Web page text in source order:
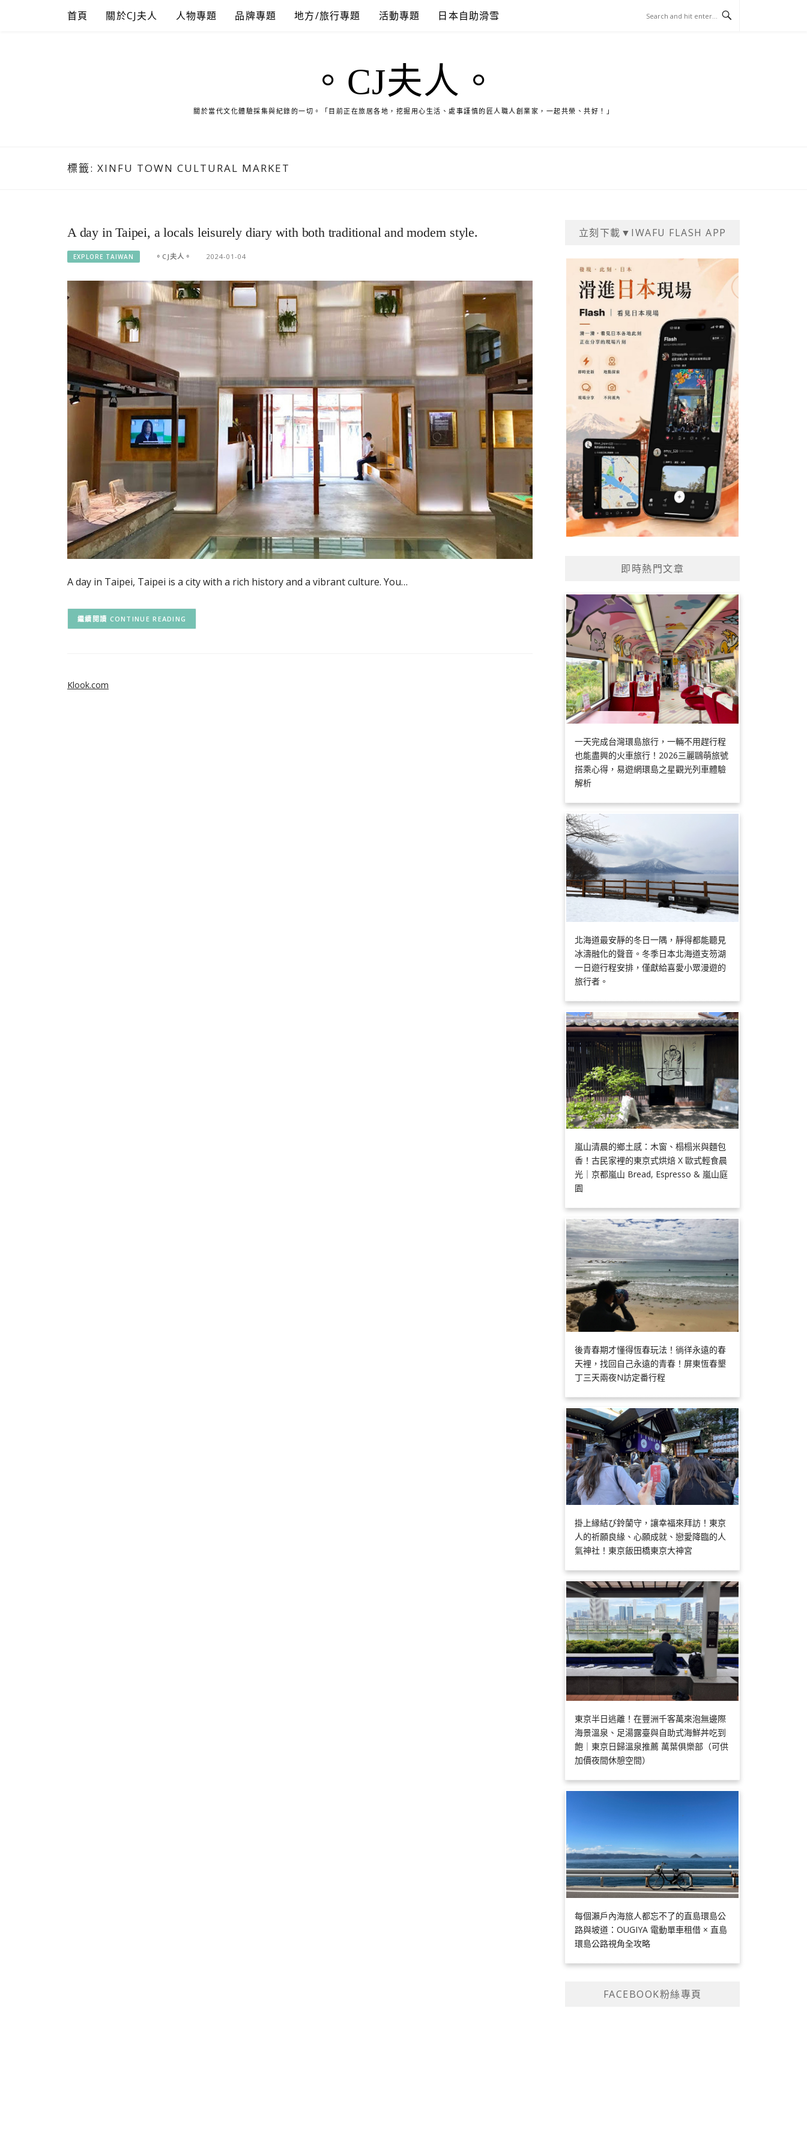
首頁 關於CJ夫人 人物專題 品牌專題 地方/旅行專題 活動專題 日本自助滑雪
。CJ夫人。
關於當代文化體驗採集與紀錄的一切。「目前正在旅居各地，挖掘用心生活、處事謹慎的匠人職人創業家，一起共榮、共好！」
標籤: XINFU TOWN CULTURAL MARKET
A day in Taipei, a locals leisurely diary with both traditional and modern style.
EXPLORE TAIWAN 。CJ夫人。 2024-01-04
A day in Taipei, Taipei is a city with a rich history and a vibrant culture. You…
CONTINUE READING
立刻下載▼IWAFU FLASH APP
即時熱門文章
一天完成台灣環島旅行，一輛不用趕行程
也能盡興的火車旅行！2026三麗鷗萌旅號
搭乘心得，易遊網環島之星觀光列車體驗
解析
北海道最安靜的冬日一隅，靜得都能聽見
冰濤融化的聲音。冬季日本北海道支笏湖
一日遊行程安排，僅獻給喜愛小眾漫遊的
旅行者。
嵐山清晨的鄉土感：木窗、榻榻米與麵包
香！古民家裡的東京式烘焙 X 歐式輕食晨
光｜京都嵐山 Bread, Espresso & 嵐山庭
園
後青春期才懂得恆春玩法！徜徉永遠的春
天裡，找回自己永遠的青春！屏東恆春墾
丁三天兩夜N訪定番行程
掛上縁結び鈴蘭守，讓幸福來拜訪！東京
人的祈願良緣、心願成就、戀愛降臨的人
氣神社！東京飯田橋東京大神宮
東京半日逃離！在豐洲千客萬來泡無邊際
海景溫泉、足湯露臺與自助式海鮮丼吃到
飽｜東京日歸溫泉推薦 萬葉俱樂部（可供
加價夜間休憩空間）
每個瀨戶內海旅人都忘不了的直島環島公
路與坡道：OUGIYA 電動單車租借 × 直島
環島公路視角全攻略
FACEBOOK粉絲專頁
Klook.com